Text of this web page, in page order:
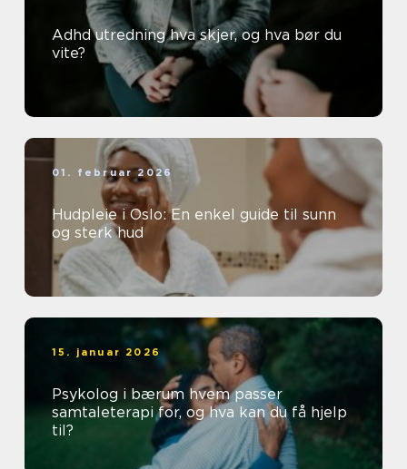
Adhd utredning hva skjer, og hva bør du
vite?
01. februar 2026
Hudpleie i Oslo: En enkel guide til sunn
og sterk hud
15. januar 2026
Psykolog i bærum hvem passer
samtaleterapi for, og hva kan du få hjelp
til?